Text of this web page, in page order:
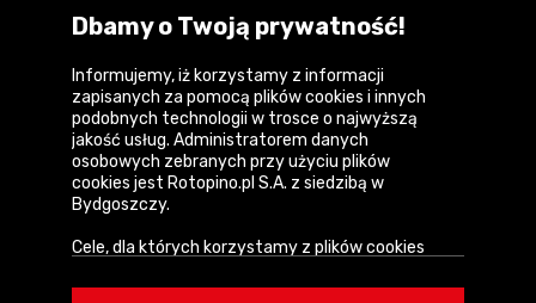
Forum
Copyright © 2026
Polityka prywatności i zasady korzystania z
serwisu
Informacja o plikach cookies
Dbamy o Twoją prywatność!
Informujemy, iż korzystamy z informacji
zapisanych za pomocą plików cookies i innych
podobnych technologii w trosce o najwyższą
jakość usług. Administratorem danych
osobowych zebranych przy użyciu plików
cookies jest Rotopino.pl S.A. z siedzibą w
Bydgoszczy.
Cele, dla których korzystamy z plików cookies